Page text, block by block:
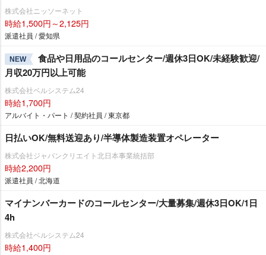
株式会社ニッソーネット
時給1,500円～2,125円
派遣社員 / 愛知県
NEW
食品や日用品のコールセンター/週休3日OK/未経験歓迎/
月収20万円以上可能
株式会社ベルシステム24
時給1,700円
アルバイト・パート / 契約社員 / 東京都
日払いOK/無料送迎あり/半導体製造装置オペレーター
株式会社ジャパンクリエイト北日本事業統括部
時給2,200円
派遣社員 / 北海道
マイナンバーカードのコールセンター/大量募集/週休3日OK/1日
4h
株式会社ベルシステム24
時給1,400円